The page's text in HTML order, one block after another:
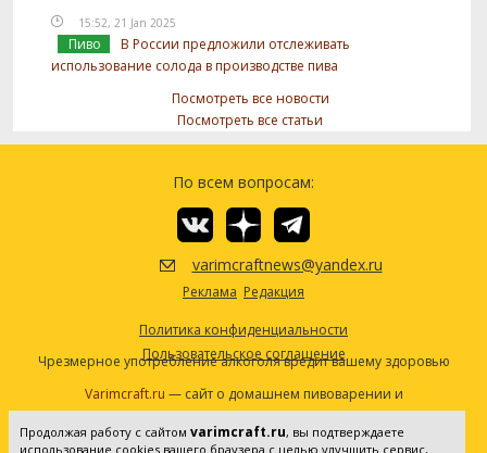
15:52, 21 Jan 2025
Пиво
В России предложили отслеживать
использование солода в производстве пива
Посмотреть все новости
Посмотреть все статьи
По всем вопросам:
varimcraftnews@yandex.ru
Реклама Редакция
Политика конфиденциальности
Пользовательское соглашение
Чрезмерное употребление алкоголя вредит вашему здоровью
Varimcraft.ru — сайт о домашнем пивоварении и
самогоноварении.
Сетевое издание «Варимкрафт». Зарегистрировано в
Продолжая работу с сайтом varimcraft.ru, вы подтверждаете
использование cookies вашего браузера с целью улучшить сервис,